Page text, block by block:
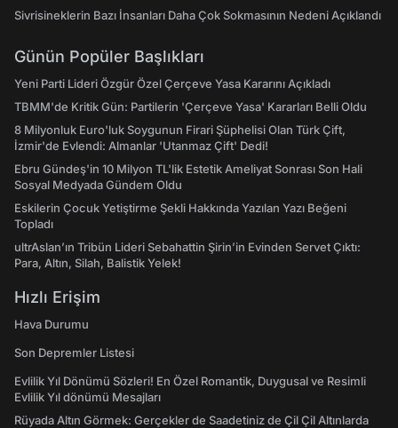
Sivrisineklerin Bazı İnsanları Daha Çok Sokmasının Nedeni Açıklandı
Günün Popüler Başlıkları
Yeni Parti Lideri Özgür Özel Çerçeve Yasa Kararını Açıkladı
TBMM'de Kritik Gün: Partilerin 'Çerçeve Yasa' Kararları Belli Oldu
8 Milyonluk Euro'luk Soygunun Firari Şüphelisi Olan Türk Çift,
İzmir'de Evlendi: Almanlar 'Utanmaz Çift' Dedi!
Ebru Gündeş'in 10 Milyon TL'lik Estetik Ameliyat Sonrası Son Hali
Sosyal Medyada Gündem Oldu
Eskilerin Çocuk Yetiştirme Şekli Hakkında Yazılan Yazı Beğeni
Topladı
ultrAslan’ın Tribün Lideri Sebahattin Şirin’in Evinden Servet Çıktı:
Para, Altın, Silah, Balistik Yelek!
Hızlı Erişim
Hava Durumu
Son Depremler Listesi
Evlilik Yıl Dönümü Sözleri! En Özel Romantik, Duygusal ve Resimli
Evlilik Yıl dönümü Mesajları
Rüyada Altın Görmek: Gerçekler de Saadetiniz de Çil Çil Altınlarda